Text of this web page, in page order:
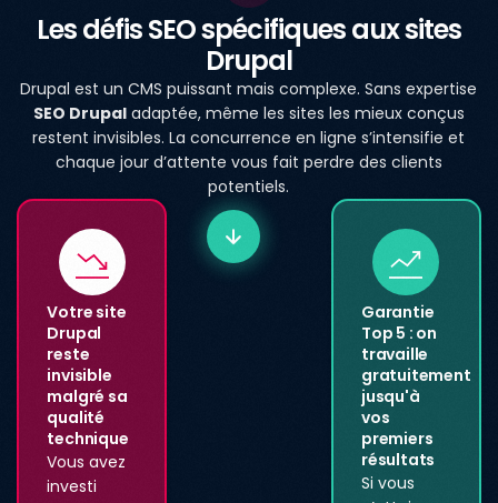
Les défis SEO spécifiques aux sites
Drupal
Drupal est un CMS puissant mais complexe. Sans expertise
SEO Drupaladaptée, même les sites les mieux conçus
restent invisibles. La concurrence en ligne s’intensifie et
chaque jour d’attente vous fait perdre des clients
potentiels.
Votre site
Drupal
reste
invisible
malgré sa
qualité
technique
Vous avez
investi
Garantie
Top 5 : on
travaille
gratuitement
jusqu'à
vos
premiers
résultats
Si vous